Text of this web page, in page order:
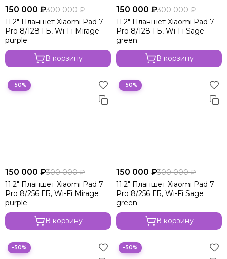
150 000 ₽300 000 ₽
11.2" Планшет Xiaomi Pad 7
Pro 8/128 ГБ, Wi-Fi Mirage
purple
В корзину
150 000 ₽300 000 ₽
11.2" Планшет Xiaomi Pad 7
Pro 8/128 ГБ, Wi-Fi Sage
green
В корзину
−50%
150 000 ₽300 000 ₽
11.2" Планшет Xiaomi Pad 7
Pro 8/256 ГБ, Wi-Fi Mirage
purple
В корзину
−50%
150 000 ₽300 000 ₽
11.2" Планшет Xiaomi Pad 7
Pro 8/256 ГБ, Wi-Fi Sage
green
В корзину
−50% −50%